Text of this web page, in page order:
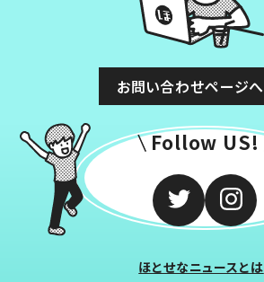
お問い合わせページへ
Follow US!
ほとせなニュースとは